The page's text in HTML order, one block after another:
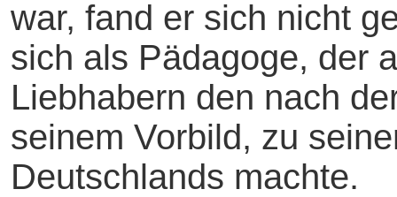
war, fand er sich nicht
sich als Pädagoge, der
Liebhabern den nach
seinem Vorbild, zu
Deutschlands machte.